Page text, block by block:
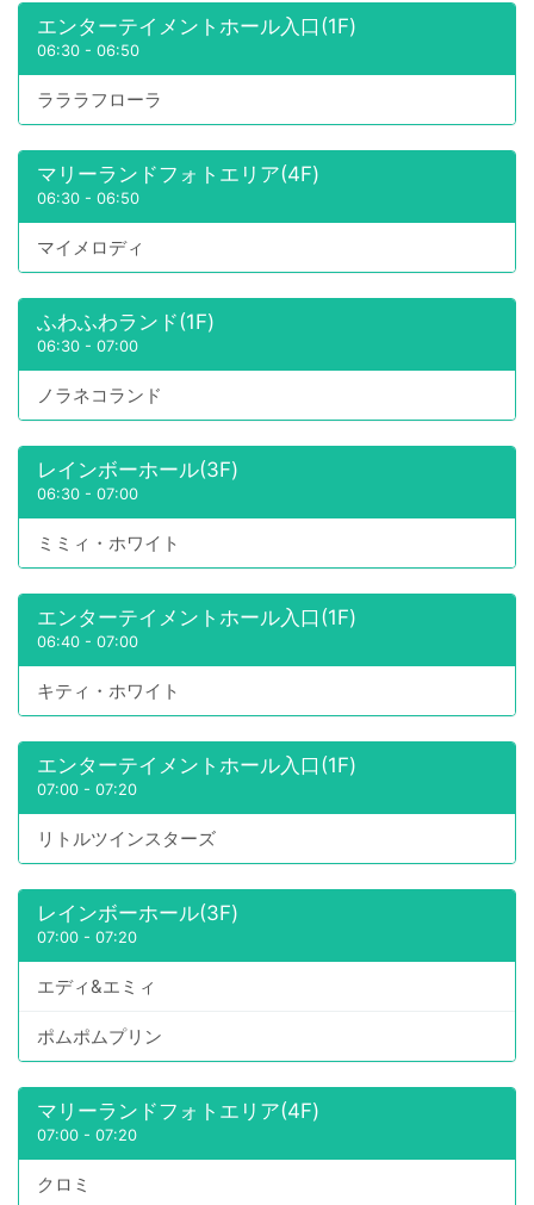
エンターテイメントホール入口(1F)
06:30 - 06:50
ラララフローラ
マリーランドフォトエリア(4F)
06:30 - 06:50
マイメロディ
ふわふわランド(1F)
06:30 - 07:00
ノラネコランド
レインボーホール(3F)
06:30 - 07:00
ミミィ・ホワイト
エンターテイメントホール入口(1F)
06:40 - 07:00
キティ・ホワイト
エンターテイメントホール入口(1F)
07:00 - 07:20
リトルツインスターズ
レインボーホール(3F)
07:00 - 07:20
エディ&エミィ
ポムポムプリン
マリーランドフォトエリア(4F)
07:00 - 07:20
クロミ